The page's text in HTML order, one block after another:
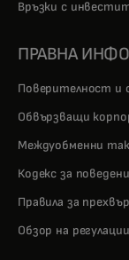
Връзки с
ПРАВНА
Поверителност и
Обвързващи
Междуобменни
Кодекс за
Правила за
Обзор на